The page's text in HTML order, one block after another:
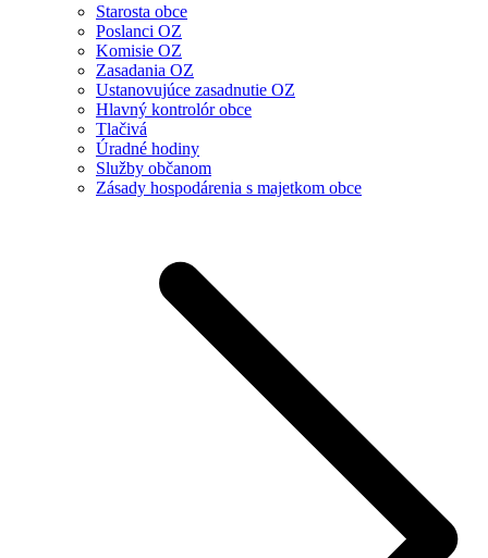
Starosta obce
Poslanci OZ
Komisie OZ
Zasadania OZ
Ustanovujúce zasadnutie OZ
Hlavný kontrolór obce
Tlačivá
Úradné hodiny
Služby občanom
Zásady hospodárenia s majetkom obce